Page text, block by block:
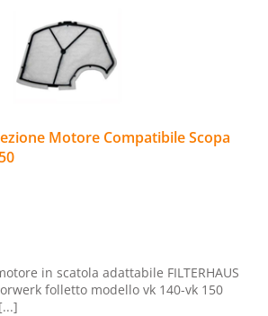
Motore Compatibile Scopa
in scatola adattabile FILTERHAUS
folletto modello vk 140-vk 150